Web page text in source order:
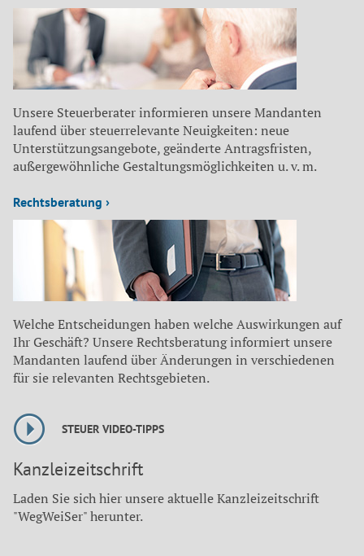
Unsere Steuerberater informieren unsere Mandanten
laufend über steuerrelevante Neuigkeiten: neue
Unterstützungsangebote, geänderte Antragsfristen,
außergewöhnliche Gestaltungsmöglichkeiten u. v. m.
Rechtsberatung ›
Welche Entscheidungen haben welche Auswirkungen auf
Ihr Geschäft? Unsere Rechtsberatung informiert unsere
Mandanten laufend über Änderungen in verschiedenen
für sie relevanten Rechtsgebieten.
STEUER VIDEO-TIPPS
Kanzleizeitschrift
Laden Sie sich hier unsere aktuelle Kanzleizeitschrift
"WegWeiSer" herunter.